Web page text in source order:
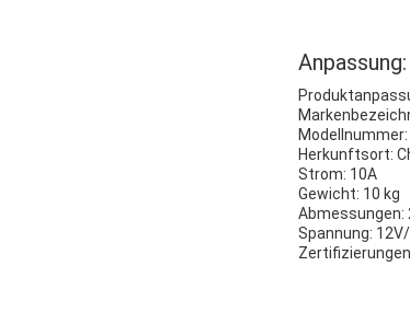
Anpassung:
Herkunftsort:
Strom: 10A
Gewicht: 10 kg
Abmessungen:
Spannung: